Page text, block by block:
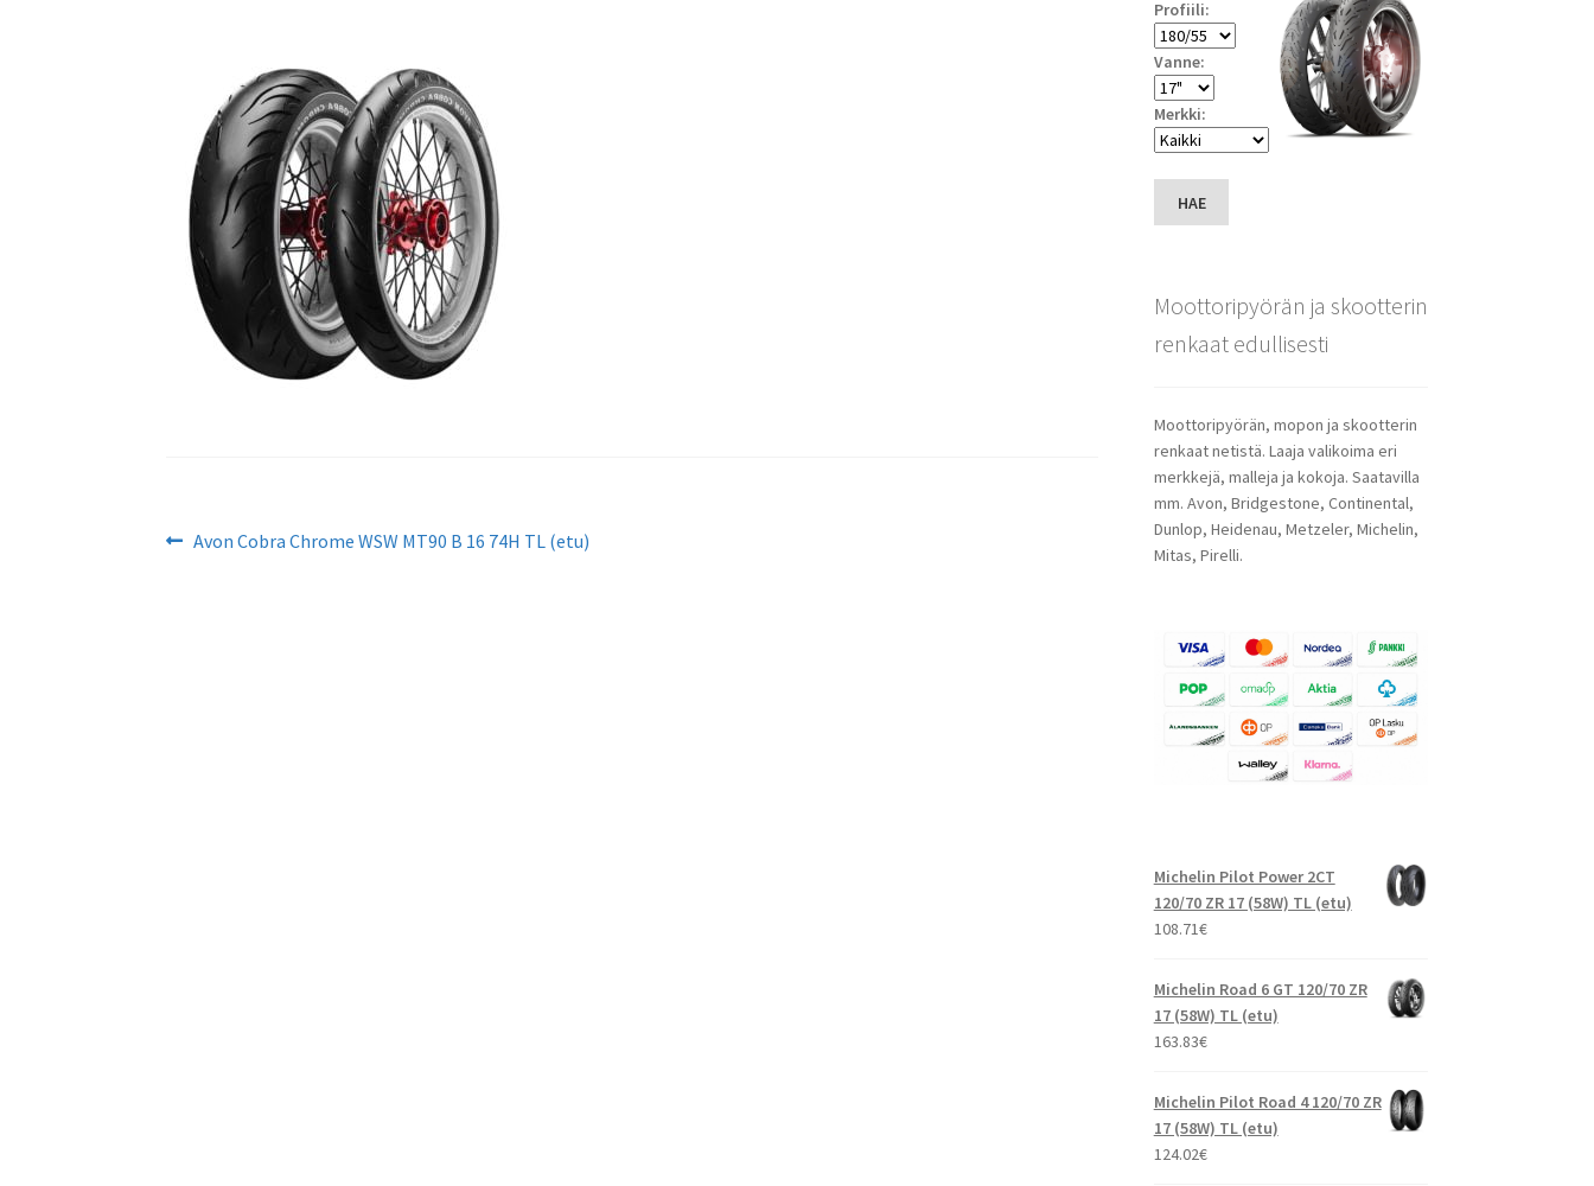
Artikkelien
Edellinen
Avon Cobra Chrome WSW MT90 B 16 74H TL (etu)
Profiili:
Vanne:
Merkki:
HAE
Moottoripyörän ja skootterin
renkaat edullisesti
Moottoripyörän, mopon ja skootterin
renkaat netistä. Laaja valikoima eri
merkkejä, malleja ja kokoja. Saatavilla
mm. Avon, Bridgestone, Continental,
Dunlop, Heidenau, Metzeler, Michelin,
Mitas, Pirelli.
Michelin Pilot Power 2CT
120/70 ZR 17 (58W) TL (etu)
108.71€
Michelin Road 6 GT 120/70 ZR
17 (58W) TL (etu)
163.83€
Michelin Pilot Road 4 120/70 ZR
17 (58W) TL (etu)
124.02€